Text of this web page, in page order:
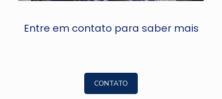
Entre em contato para saber mais
CONTATO